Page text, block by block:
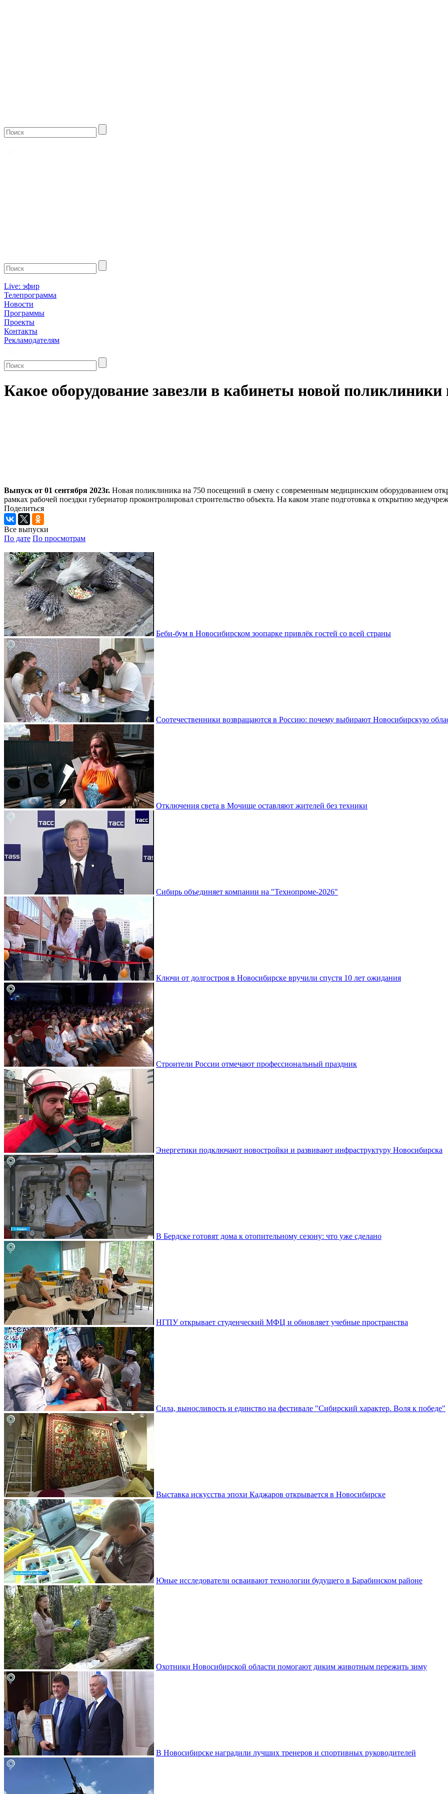
Live: эфир
Телепрограмма
Новости
Программы
Проекты
Контакты
Рекламодателям
Какое оборудование завезли в кабинеты новой поликлиники
Выпуск от 01 сентября 2023г. Новая поликлиника на 750 посещений в смену с современным медицинским оборудованием
рамках рабочей поездки губернатор проконтролировал строительство объекта. На каком этапе подготовка к открытию
Поделиться
Все выпуски
По дате По просмотрам
Беби-бум в Новосибирском зоопарке привлёк гостей со всей страны
Соотечественники возвращаются в Россию: почему выбирают Новосибирскую
Отключения света в Мочище оставляют жителей без техники
Сибирь объединяет компании на "Технопроме-2026"
Ключи от долгостроя в Новосибирске вручили спустя 10 лет ожидания
Строители России отмечают профессиональный праздник
Энергетики подключают новостройки и развивают инфраструктуру Новосибирска
В Бердске готовят дома к отопительному сезону: что уже сделано
НГПУ открывает студенческий МФЦ и обновляет учебные пространства
Сила, выносливость и единство на фестивале "Сибирский характер. Воля к победе"
Выставка искусства эпохи Каджаров открывается в Новосибирске
Юные исследователи осваивают технологии будущего в Барабинском районе
Охотники Новосибирской области помогают диким животным пережить зиму
В Новосибирске наградили лучших тренеров и спортивных руководителей